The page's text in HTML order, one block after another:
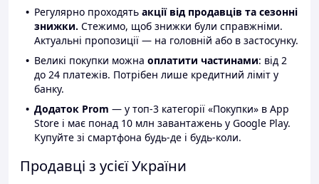
Регулярно проходять акції від продавців та сезонні
знижки. Стежимо, щоб знижки були справжніми.
Актуальні пропозиції — на головній або в застосунку.
Великі покупки можна оплатити частинами: від 2
до 24 платежів. Потрібен лише кредитний ліміт у
банку.
Додаток Prom — у топ-3 категорії «Покупки» в App
Store і має понад 10 млн завантажень у Google Play.
Купуйте зі смартфона будь-де і будь-коли.
Продавці з усієї України